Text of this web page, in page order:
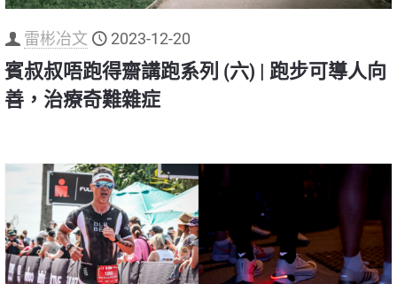
雷彬冶文 2023-12-20
賓叔叔唔跑得齋講跑系列 (六) | 跑步可導人向
善，治療奇難雜症